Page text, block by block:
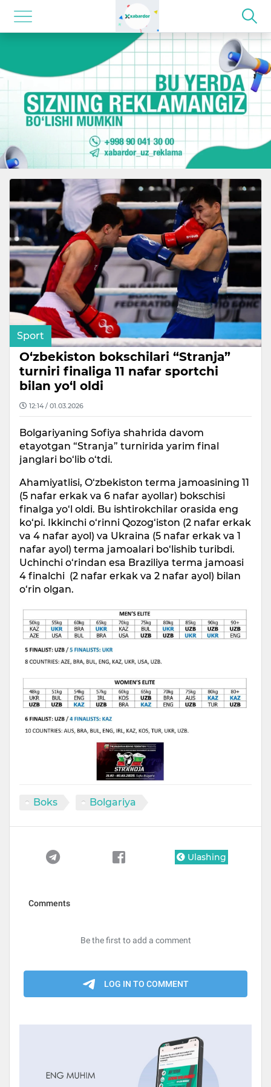
Sport
O‘zbekiston bokschilari “Stranja”
turniri finaliga 11 nafar sportchi
bilan yo‘l oldi
12:14 / 01.03.2026
Bolgariyaning Sofiya shahrida davom
etayotgan “Stranja” turnirida yarim final
janglari bo‘lib o‘tdi.
Ahamiyatlisi, O‘zbekiston terma jamoasining 11
(5 nafar erkak va 6 nafar ayollar) bokschisi
finalga yo‘l oldi. Bu ishtirokchilar orasida eng
ko‘pi. Ikkinchi o‘rinni Qozog‘iston (2 nafar erkak
va 4 nafar ayol) va Ukraina (5 nafar erkak va 1
nafar ayol) terma jamoalari bo‘lishib turibdi.
Uchinchi o‘rindan esa Braziliya terma jamoasi
4 finalchi (2 nafar erkak va 2 nafar ayol) bilan
o‘rin olgan.
Boks Bolgariya
Ulashing